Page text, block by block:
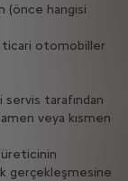
(önce hangisi
ticari otomobiller
tarafından
veya kısmen
üreticinin
gerçekleşmesine